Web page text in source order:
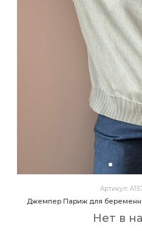
Артикул:
Джемпер Париж для
Нет в